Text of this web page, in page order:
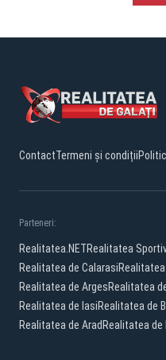
ContactTermeni și condiții
Parteneri:
Realitatea.NETRealitatea
Realitatea de Calarasi
Realitatea de ArgesRealitatea
Realitatea de IasiRealitatea de
Realitatea de Arad Realitatea de